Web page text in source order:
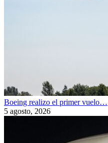
Boeing realizo el primer vuelo…
5 agosto, 2026